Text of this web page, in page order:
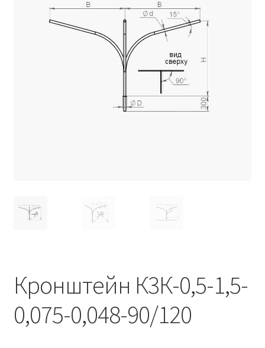
Доставка и оплата
Заказ проекта освещения
кронштейнов «Opora Engineering»
Политика конфиденциальности
Кронштейн К3К-0,5-1,5-
0,075-0,048-90/120